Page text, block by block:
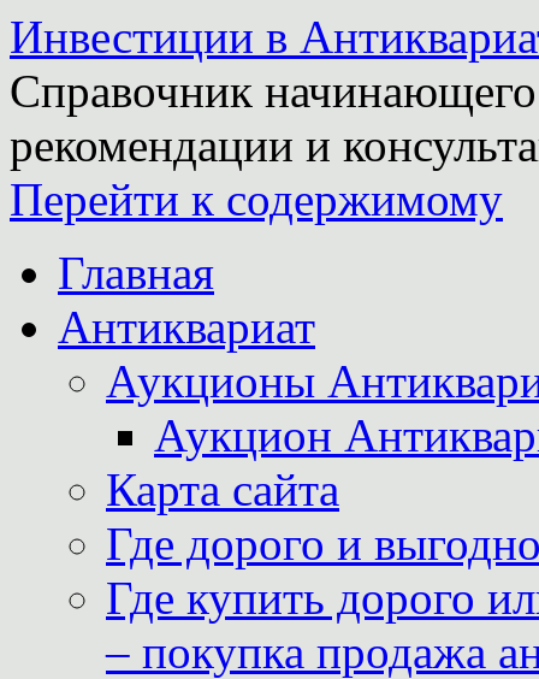
Инвестиции в
Справочник
рекомендации и
Перейти к содержимому
Главная
Антиквариат
Аукционы
Аукцион
Карта сайта
Где дорого и
Где купить дорого
– покупка продажа